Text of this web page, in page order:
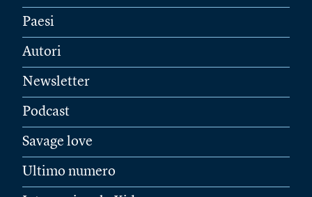
Paesi
Autori
Newsletter
Podcast
Savage love
Ultimo numero